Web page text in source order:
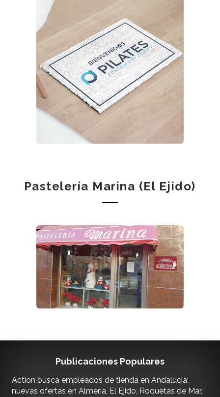
Pastelería Marina (El Ejido)
Publicaciones Populares
Action busca empleados de tienda en Andalucía:
nuevas ofertas en Almería, El Ejido, Roquetas de Mar,